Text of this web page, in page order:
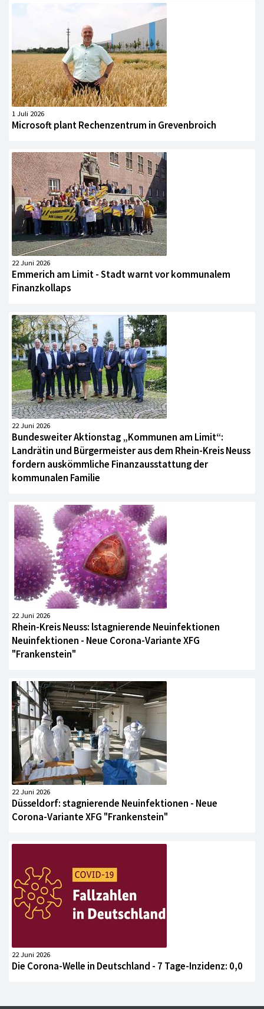
1 Juli 2026
Microsoft plant Rechenzentrum in Grevenbroich
22 Juni 2026
Emmerich am Limit - Stadt warnt vor kommunalem
Finanzkollaps
22 Juni 2026
Bundesweiter Aktionstag „Kommunen am Limit“:
Landrätin und Bürgermeister aus dem Rhein-Kreis Neuss
fordern auskömmliche Finanzausstattung der
kommunalen Familie
22 Juni 2026
Rhein-Kreis Neuss: lstagnierende Neuinfektionen
Neuinfektionen - Neue Corona-Variante XFG
"Frankenstein"
22 Juni 2026
Düsseldorf: stagnierende Neuinfektionen - Neue
Corona-Variante XFG "Frankenstein"
22 Juni 2026
Die Corona-Welle in Deutschland - 7 Tage-Inzidenz: 0,0